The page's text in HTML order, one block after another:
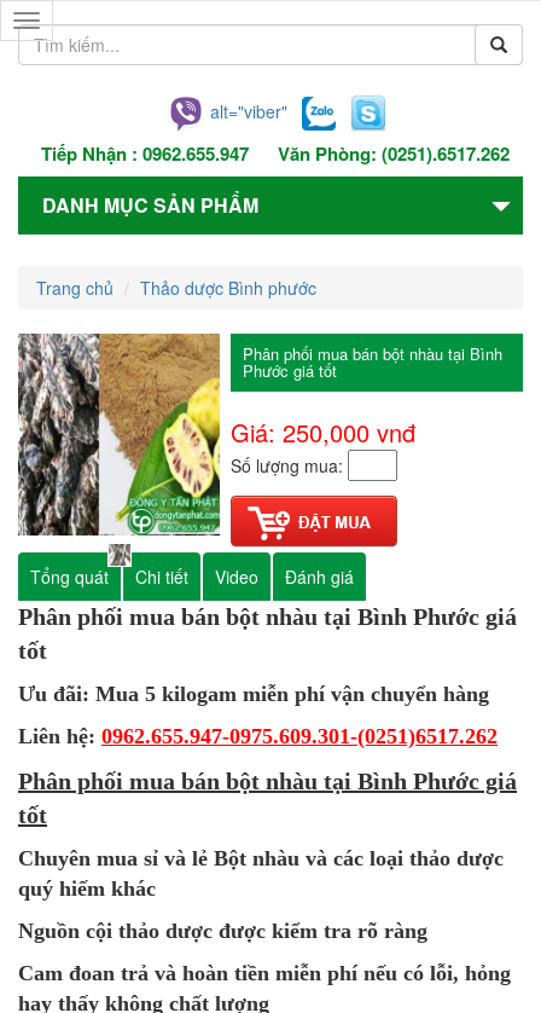
Tiếp Nhận :0962.655.947 Văn Phòng: (0251).6517.262
alt="viber"
Toggle
navigation
DANH MỤC SẢN PHẨM
Trang chủ Thảo dược Bình phước
Phân phối mua bán bột nhàu tại Bình
Phước giá tốt
Giá: 250,000 vnđ
Số lượng mua:
Tổng quát Chi tiết Video Đánh giá
Phân phối mua bán bột nhàu tại Bình Phước giá
tốt
Ưu đãi: Mua 5 kilogam miễn phí vận chuyển hàng
Liên hệ: 0962.655.947-0975.609.301-(0251)6517.262
Phân phối mua bán bột nhàu tại Bình Phước giá
tốt
Chuyên mua sỉ và lẻ Bột nhàu và các loại thảo dược
quý hiếm khác
Nguồn cội thảo dược được kiểm tra rõ ràng
Cam đoan trả và hoàn tiền miễn phí nếu có lỗi, hỏng
hay thấy không chất lượng